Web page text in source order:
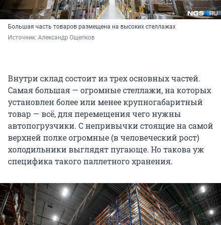
Большая часть товаров размещена на высоких стеллажах
Источник: Александр Ощепков
Внутри склад состоит из трех основных частей.
Самая большая — огромные стеллажи, на которых
установлен более или менее крупногабаритный
товар — всё, для перемещения чего нужны
автопогрузчики. С непривычки стоящие на самой
верхней полке огромные (в человеческий рост)
холодильники выглядят пугающе. Но такова уж
специфика такого паллетного хранения.